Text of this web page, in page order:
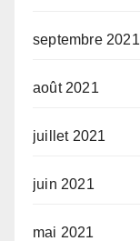
septembre 2021
août 2021
juillet 2021
juin 2021
mai 2021